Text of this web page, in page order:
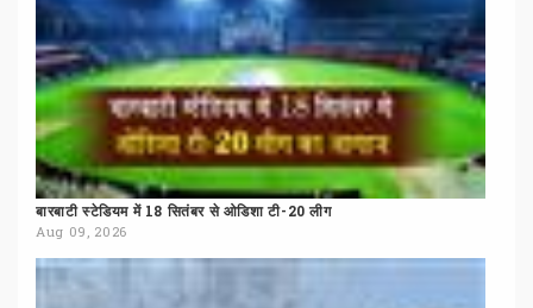
बारबाटी स्टेडियम में 18 सितंबर से ओडिशा टी-20 लीग
Aug 09, 2026